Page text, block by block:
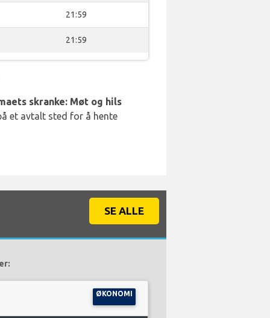
21:59
21:59
skranke: Møt og hils
et avtalt sted for å hente
SE ALLE
ØKONOMI